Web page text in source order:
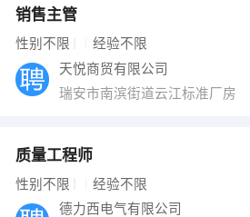
销售主管
性别不限 经验不限
天悦商贸有限公司
瑞安市南滨街道云江标准厂房
质量工程师
性别不限 经验不限
德力西电气有限公司